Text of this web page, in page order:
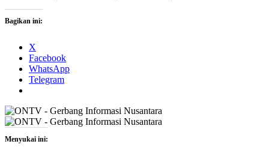
Bagikan ini:
X
Facebook
WhatsApp
Telegram
Menyukai ini: